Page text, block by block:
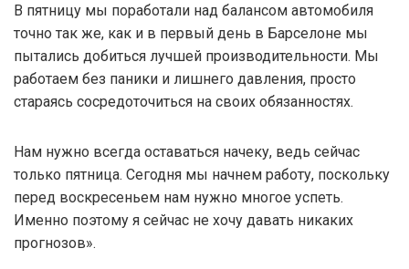
В пятницу мы поработали над балансом автомобиля
точно так же, как и в первый день в Барселоне мы
пытались добиться лучшей производительности. Мы
работаем без паники и лишнего давления, просто
стараясь сосредоточиться на своих обязанностях.
Нам нужно всегда оставаться начеку, ведь сейчас
только пятница. Сегодня мы начнем работу, поскольку
перед воскресеньем нам нужно многое успеть.
Именно поэтому я сейчас не хочу давать никаких
прогнозов».